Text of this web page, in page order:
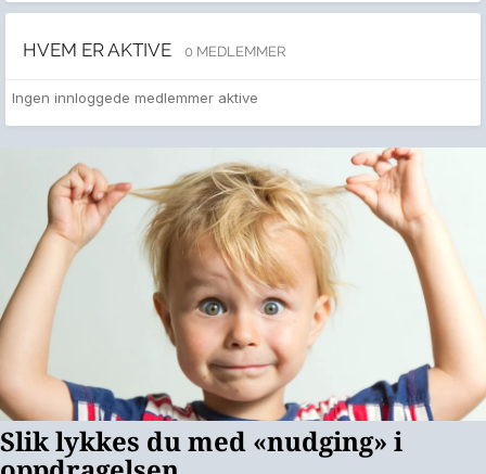
HVEM ER AKTIVE 0 MEDLEMMER
Ingen innloggede medlemmer aktive